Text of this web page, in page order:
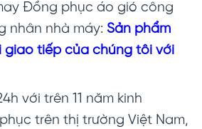
Đồng phục áo gió công
nhân nhà máy: Sản phẩm
giao tiếp của chúng tôi với
với trên 11 năm kinh
trên thị trường Việt Nam,